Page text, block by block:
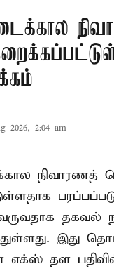
2026, 2:04 am
நிவாரணத்
தகவல்
இது
எக்ஸ் தள